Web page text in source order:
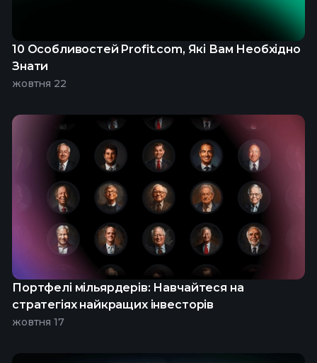
10 Особливостей Profit.com, Які Вам Необхідно
Знати
жовтня 22
Портфелі мільярдерів: Навчайтеся на
стратегіях найкращих інвесторів
жовтня 17